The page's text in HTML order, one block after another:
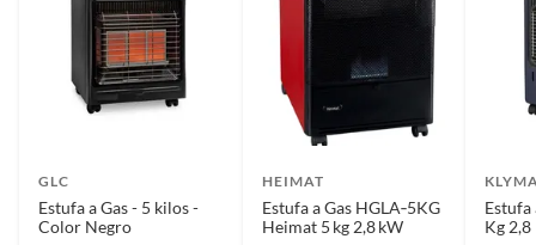
GLC
Estufa a Gas - 5 kilos -
Color Negro
HEIMAT
Estufa a Gas HGLA‑5KG
Heimat 5 kg 2,8 kW
Estufa